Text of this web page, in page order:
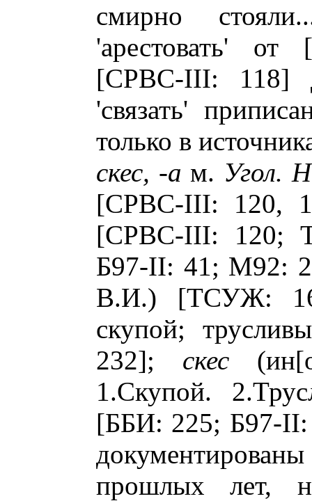
смирно
'арестовать'
[СРВС-III: 118]
'связать'
только в
скес, -а м. Угол.
[СРВС-III: 120,
[СРВС-III: 120;
Б97-II: 41; М92:
В.И.) [ТСУЖ:
скупой;
232]; скес
1.Скупой.
[ББИ: 225; Б97-II:
документированы
прошлых лет,